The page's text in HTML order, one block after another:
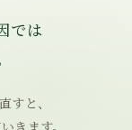
では
すと、
きます。